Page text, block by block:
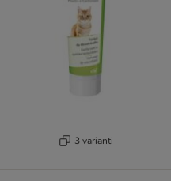
3 varianti